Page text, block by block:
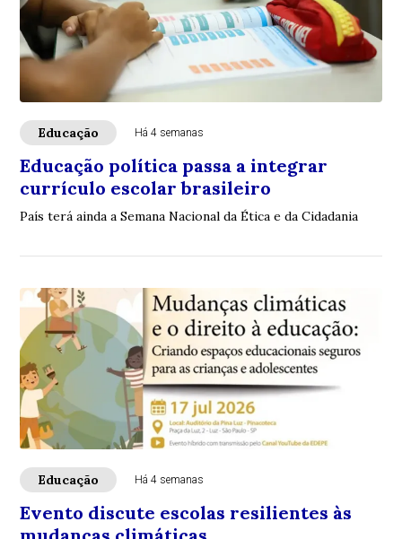
Educação Há 4 semanas
Educação política passa a integrar
currículo escolar brasileiro
País terá ainda a Semana Nacional da Ética e da Cidadania
Educação Há 4 semanas
Evento discute escolas resilientes às